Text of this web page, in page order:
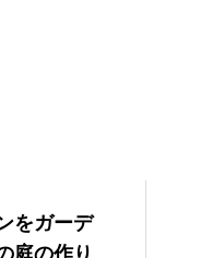
をガーデ
庭の作り